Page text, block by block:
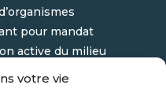
votre vie
pour mandat
active du milieu
au
de leur